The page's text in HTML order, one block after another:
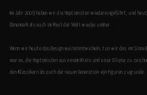
Im Jahr 2009 haben wir die Hoptimisten wiedereingeführt, und
Dänemark als auch im Rest der Welt wieder umher.
Wenn wir heute das Design weiterentwickeln, tun wir das im Sinne
war es, die Hoptimisten aus einem Kreis und einer Ellipse zu
den Klassikern als auch der neuen Generation von Figuren zugrunde.